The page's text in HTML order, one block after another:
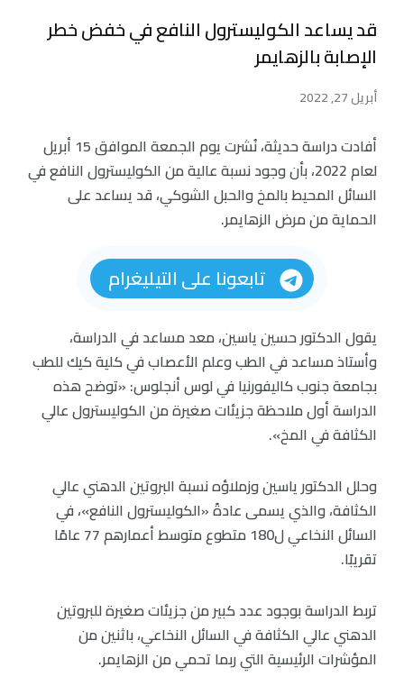
قد يساعد الكوليسترول النافع في خفض خطر
الإصابة بالزهايمر
أبريل 27, 2022
أفادت دراسة حديثة، نُشرت يوم الجمعة الموافق 15 أبريل
لعام 2022، بأن وجود نسبة عالية من الكوليسترول النافع في
السائل المحيط بالمخ والحبل الشوكي، قد يساعد على
الحماية من مرض الزهايمر.
تابعونا على التيليغرام
يقول الدكتور حسين ياسين، معد مساعد في الدراسة،
وأستاذ مساعد في الطب وعلم الأعصاب في كلية كيك للطب
بجامعة جنوب كاليفورنيا في لوس أنجلوس: «توضح هذه
الدراسة أول ملاحظة جزيئات صغيرة من الكوليسترول عالي
الكثافة في المخ».
وحلل الدكتور ياسين وزملاؤه نسبة البروتين الدهني عالي
الكثافة، والذي يسمى عادةً «الكوليسترول النافع»، في
السائل النخاعي ل180 متطوع متوسط أعمارهم 77 عامًا
تقريبًا.
تربط الدراسة بوجود عدد كبير من جزيئات صغيرة للبروتين
الدهني عالي الكثافة في السائل النخاعي، باثنين من
المؤشرات الرئيسية التي ربما تحمي من الزهايمر.